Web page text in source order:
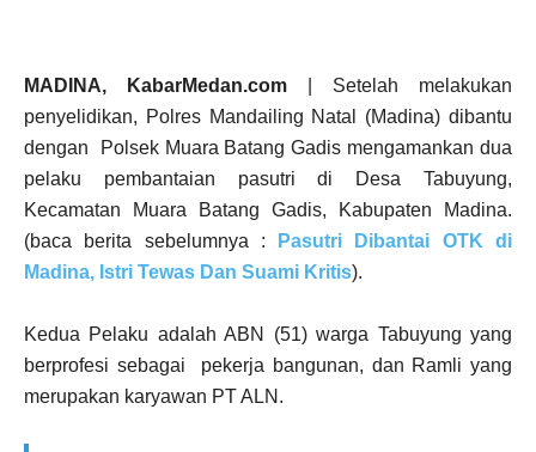
MADINA, KabarMedan.com | Setelah melakukan
penyelidikan, Polres Mandailing Natal (Madina) dibantu
dengan Polsek Muara Batang Gadis mengamankan dua
pelaku pembantaian pasutri di Desa Tabuyung,
Kecamatan Muara Batang Gadis, Kabupaten Madina.
(baca berita sebelumnya :
Pasutri Dibantai OTK di
Madina, Istri Tewas Dan Suami Kritis).
Kedua Pelaku adalah ABN (51) warga Tabuyung yang
berprofesi sebagai pekerja bangunan, dan Ramli yang
merupakan karyawan PT ALN.